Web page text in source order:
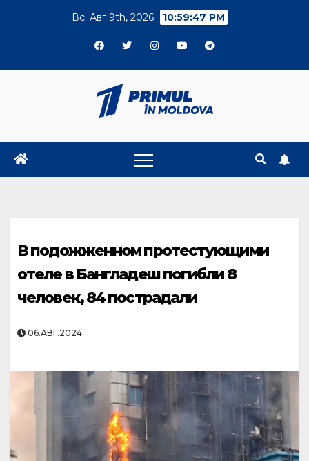
Вс. Авг 9th, 2026 10:59:48 PM
В подожженном протестующими
отеле в Бангладеш погибли 8
человек, 84 пострадали
06.АВГ.2024